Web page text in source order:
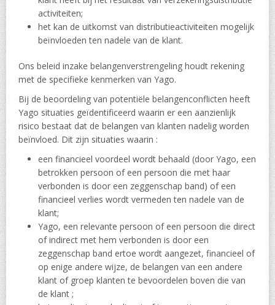
activiteiten;
het kan de uitkomst van distributieactiviteiten mogelijk
beïnvloeden ten nadele van de klant.
Ons beleid inzake belangenverstrengeling houdt rekening
met de specifieke kenmerken van Yago.
Bij de beoordeling van potentiële belangenconflicten heeft
Yago situaties geïdentificeerd waarin er een aanzienlijk
risico bestaat dat de belangen van klanten nadelig worden
beïnvloed. Dit zijn situaties waarin :
een financieel voordeel wordt behaald (door Yago, een
betrokken persoon of een persoon die met haar
verbonden is door een zeggenschap band) of een
financieel verlies wordt vermeden ten nadele van de
klant;
Yago, een relevante persoon of een persoon die direct
of indirect met hem verbonden is door een
zeggenschap band ertoe wordt aangezet, financieel of
op enige andere wijze, de belangen van een andere
klant of groep klanten te bevoordelen boven die van
de klant ;